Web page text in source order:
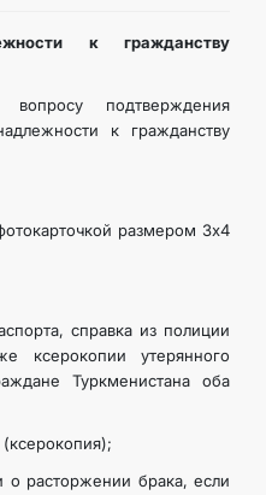
& STATEMENTS
к гражданству
подтверждения
к гражданству
размером 3x4
справка из полиции
ксерокопии утерянного
Туркменистана оба
о расторжении брака, если